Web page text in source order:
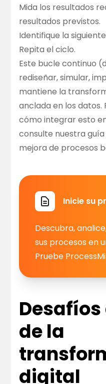
Mida los resultados
resultados previstos.
Identifique la
Repita el ciclo.
Este bucle continuo
rediseñar, simular,
mantiene la
anclada en los datos.
cómo integrar esto
consulte nuestra
mejora de procesos
Inicie su
Descubra,
sus procesos en
Pruebe
de la
digital